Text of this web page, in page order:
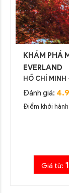
KHÁM PHÁ
EVERLAND
HỒ CHÍ MINH
Đánh giá: 4.9
Điểm khởi hành:
Giá từ: